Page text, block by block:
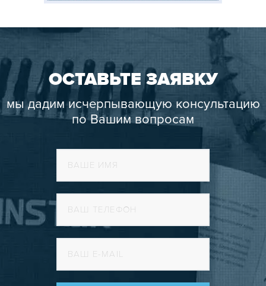
ОСТАВЬТЕ ЗАЯВКУ
мы дадим исчерпывающую консультацию
по Вашим вопросам